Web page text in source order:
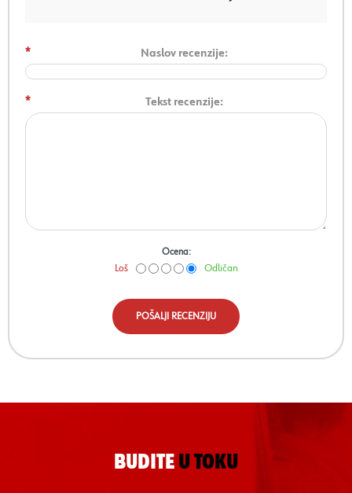
Naslov recenzije:
*
Tekst recenzije:
*
Ocena:
Loš Odličan
POŠALJI RECENZIJU
BUDITE U TOKU